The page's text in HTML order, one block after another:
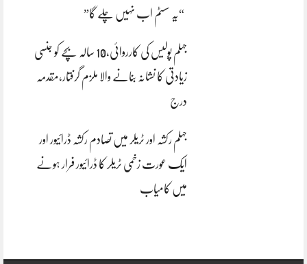
“یہ سسٹم اب نہیں چلے گا”
جہلم پولیس کی کارروائی،10 سالہ بچے کو جنسی
زیادتی کا نشانہ بنانے والا ملزم گرفتار،مقدمہ
درج
جہلم رکشہ اور ٹریلر میں تصادم رکشہ ڈرائیور اور
ایک عورت زخمی ٹریلر کا ڈرائیور فرار ہونے
میں کامیاب